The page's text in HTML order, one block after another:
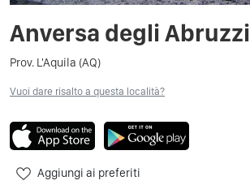
Anversa degli Abruzzi
Prov. L'Aquila (AQ)
Vuoi dare risalto a questa località?
Aggiungi ai preferiti